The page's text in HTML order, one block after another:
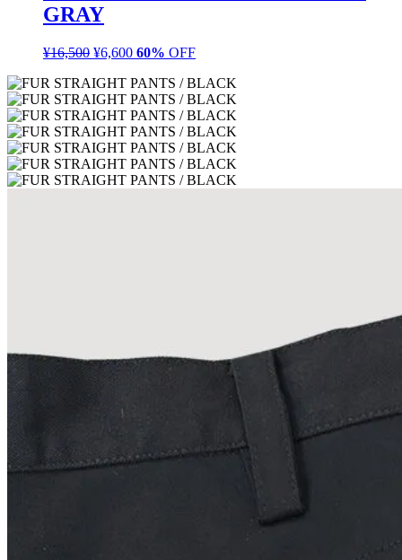
GRAY
¥16,500 元
価
格
は
¥16,500
で
し
¥6,600現
の
価
格
は
¥6,600
で
60% OFF